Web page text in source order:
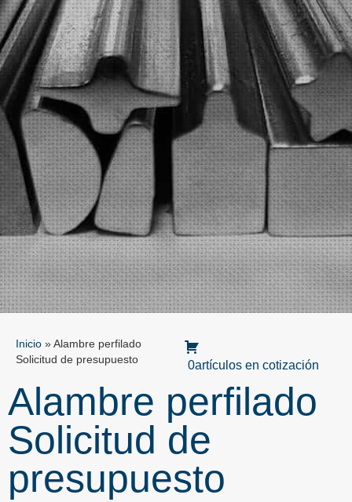
Inicio » Alambre perfilado
Solicitud de presupuesto
0artículos en cotización
Alambre perfilado
Solicitud de
presupuesto